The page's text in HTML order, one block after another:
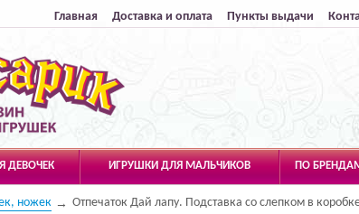
Главная Доставка и оплата Пункты выдачи
ДЕВОЧЕК ИГРУШКИ ДЛЯ МАЛЬЧИКОВ ПО
ножек Отпечаток Дай лапу. Подставка со слепком в